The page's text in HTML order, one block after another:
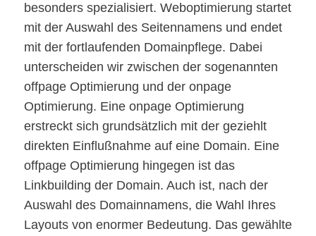
besonders spezialisiert. Weboptimierung startet
mit der Auswahl des Seitennamens und endet
mit der fortlaufenden Domainpflege. Dabei
unterscheiden wir zwischen der sogenannten
offpage Optimierung und der onpage
Optimierung. Eine onpage Optimierung
erstreckt sich grundsätzlich mit der geziehlt
direkten Einflußnahme auf eine Domain. Eine
offpage Optimierung hingegen ist das
Linkbuilding der Domain. Auch ist, nach der
Auswahl des Domainnamens, die Wahl Ihres
Layouts von enormer Bedeutung. Das gewählte